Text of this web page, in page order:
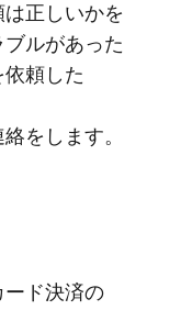
正しいかを​
ルが​あった​
頼した​
を​します。
ド決済の​